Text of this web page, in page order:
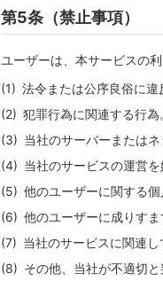
第5条（禁止事項）
ユーザーは、本サービスの
法令または公序良俗に違
犯罪行為に関連する行為
当社のサーバーまたは
当社のサービスの運営
他のユーザーに関する
他のユーザーに成りすま
当社のサービスに関連
その他、当社が不適切